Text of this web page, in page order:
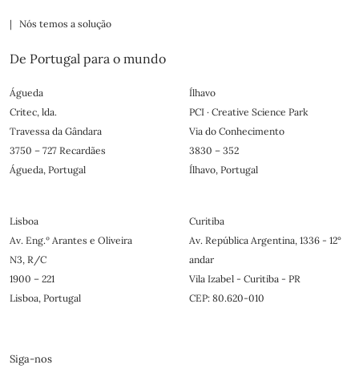
| Nós temos a solução
De Portugal para o mundo
Águeda
Critec, lda.
Travessa da Gândara
3750 – 727 Recardães
Águeda, Portugal
Ílhavo
PCI · Creative Science Park
Via do Conhecimento
3830 – 352
Ílhavo, Portugal
Lisboa
Av. Eng.º Arantes e Oliveira
N3, R/C
1900 – 221
Lisboa, Portugal
Curitiba
Av. República Argentina, 1336 - 12°
andar
Vila Izabel - Curitiba - PR
CEP: 80.620-010
Siga-nos